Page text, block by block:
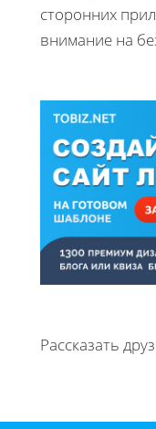
сторонних
внимание на
Рассказать